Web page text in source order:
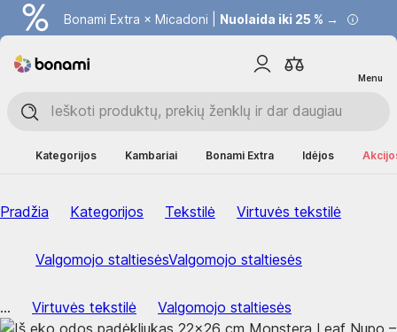
Bonami Extra × Micadoni | Nuolaida iki 25 % →
Menu
Kategorijos Kambariai Bonami Extra Idėjos
Pradžia Kategorijos Tekstilė Virtuvės tekstilė
Valgomojo staltiesėsValgomojo staltiesės
... Virtuvės tekstilė Valgomojo staltiesės